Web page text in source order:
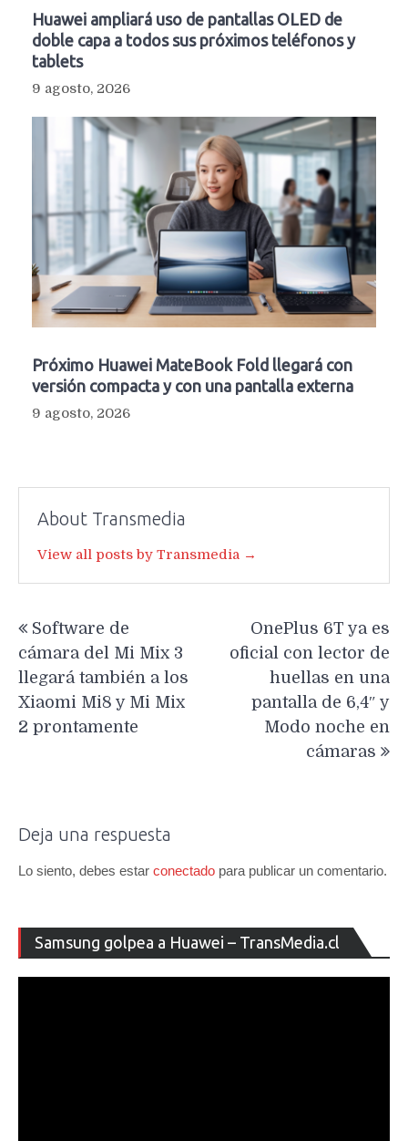
Huawei ampliará uso de pantallas OLED de
doble capa a todos sus próximos teléfonos y
tablets
9 agosto, 2026
Próximo Huawei MateBook Fold llegará con
versión compacta y con una pantalla externa
9 agosto, 2026
About Transmedia
View all posts by Transmedia →
de
entradas
Software de
cámara del Mi Mix 3
llegará también a los
Xiaomi Mi8 y Mi Mix
2 prontamente
OnePlus 6T ya es
oficial con lector de
huellas en una
pantalla de 6,4″ y
Modo noche en
cámaras
Deja una respuesta
Lo siento, debes estar conectado para publicar un comentario.
Samsung golpea a Huawei – TransMedia.cl
de